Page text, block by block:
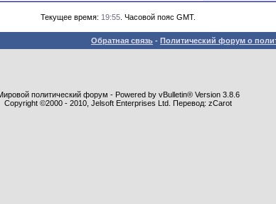
Текущее время: 19:55 . Часовой пояс GMT.
Обратная связь - Политический форум о
политический форум - Powered by vBulletin® Version 3.8.6
Copyright ©2000 - 2010, Jelsoft Enterprises Ltd. Перевод: zCarot